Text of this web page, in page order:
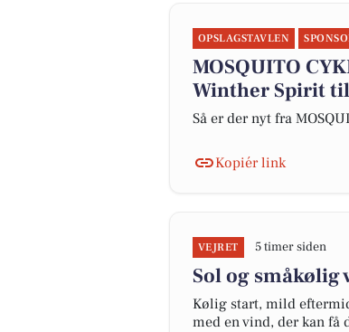
OPSLAGSTAVLEN
MOSQUITO
Winther Spirit til
Så er der nyt fra
Kopiér link
VEJRET 5 timer siden
Sol og småkølig
Kølig start, mild
med en vind, der kan